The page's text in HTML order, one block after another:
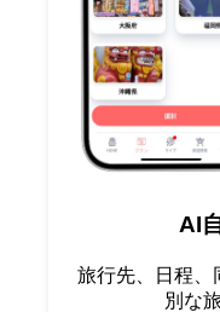
AI
旅行先、日程、
別な